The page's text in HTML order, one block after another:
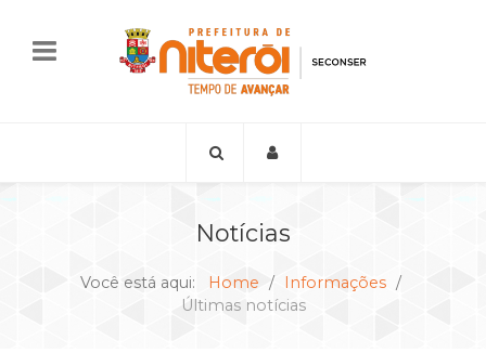
Notícias
Você está aqui: Home
Informações
Últimas notícias